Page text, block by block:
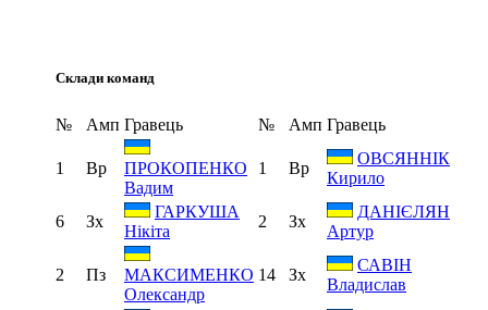
Склади команд
№ Амп Гравець № Амп Гравець
1 Вр
ПРОКОПЕНКО
Вадим
1 Вр
ОВСЯННІК
Кирило
6 Зх
ГАРКУША
Нікіта
2 Зх
ДАНІЄЛЯН
Артур
2 Пз
МАКСИМЕНКО
Олександр
14 Зх
САВІН
Владислав